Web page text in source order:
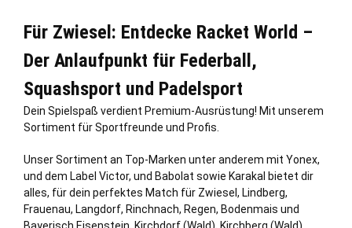
Für Zwiesel: Entdecke Racket World –
Der Anlaufpunkt für Federball,
Squashsport und Padelsport
Dein Spielspaß verdient Premium-Ausrüstung! Mit unserem
Sortiment für Sportfreunde und Profis.
Unser Sortiment an Top-Marken unter anderem mit Yonex,
und dem Label Victor, und Babolat sowie Karakal bietet dir
alles, für dein perfektes Match für Zwiesel, Lindberg,
Frauenau, Langdorf, Rinchnach, Regen, Bodenmais und
Bayerisch Eisenstein, Kirchdorf (Wald), Kirchberg (Wald).